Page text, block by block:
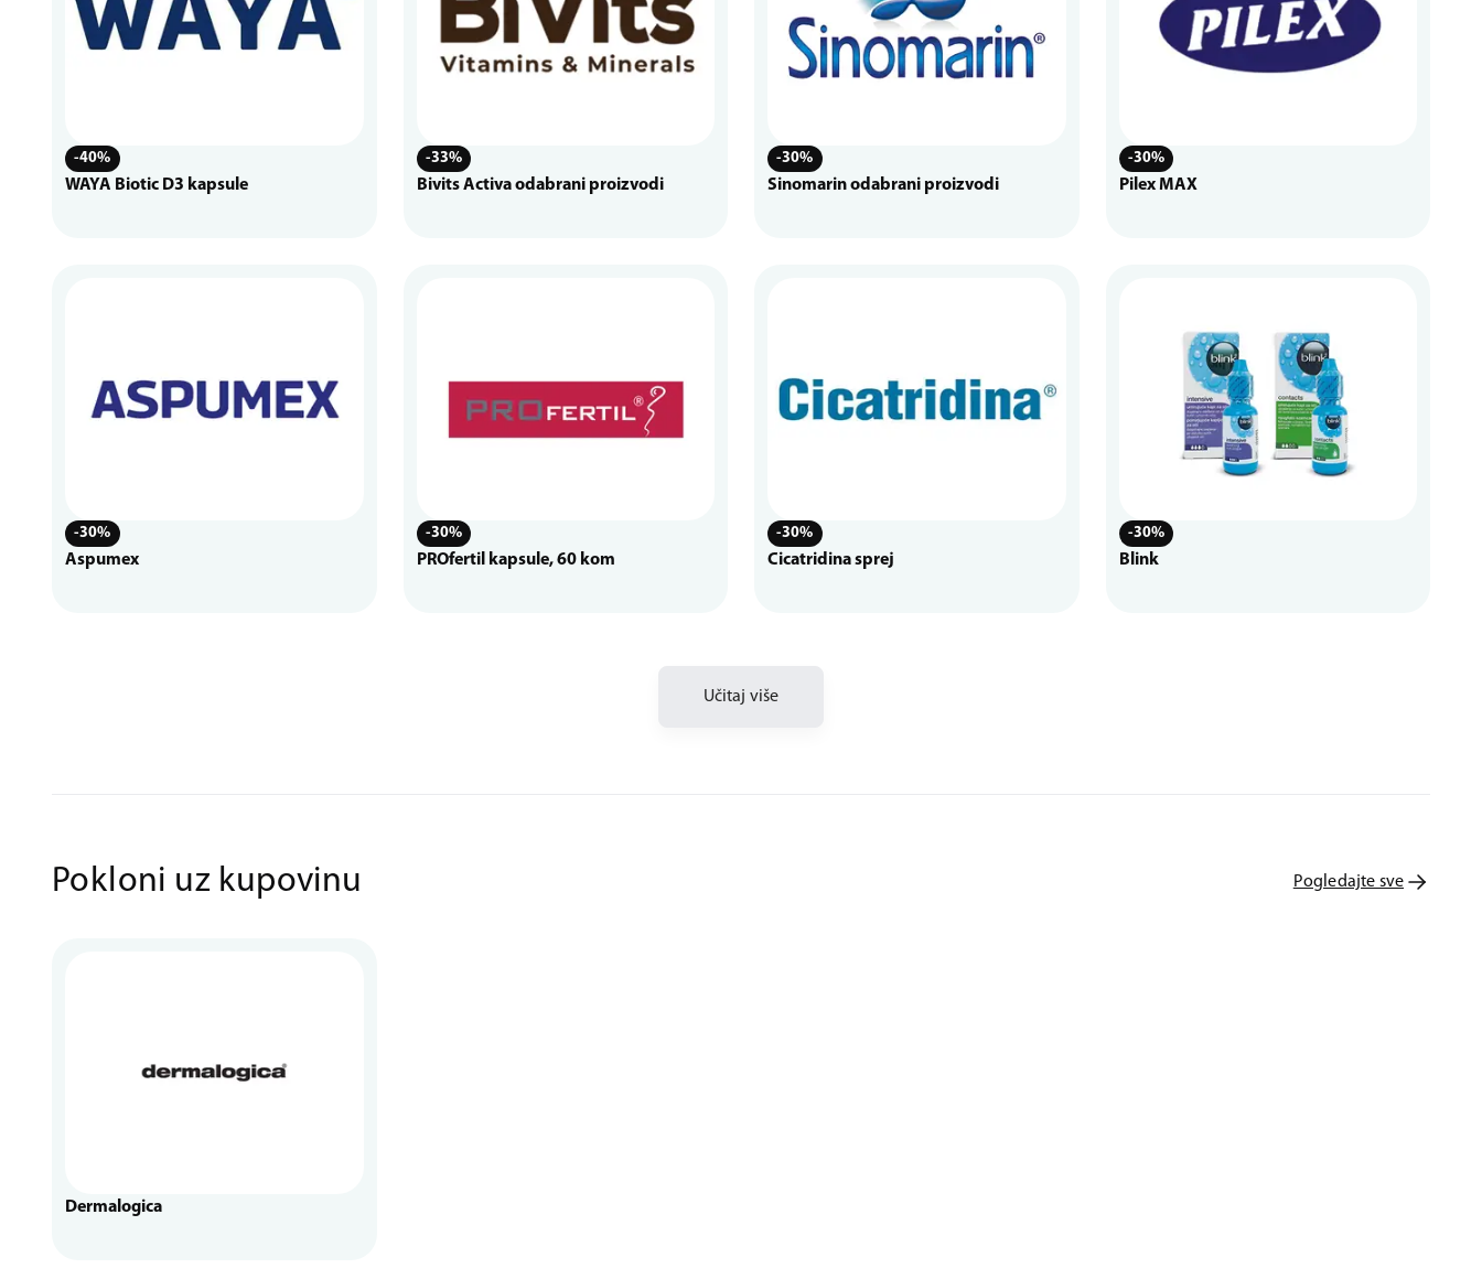
-40%
WAYA Biotic D3 kapsule
-33%
Bivits Activa odabrani proizvodi
-30%
Sinomarin odabrani proizvodi
-30%
Pilex MAX
-30%
Aspumex
-30%
PROfertil kapsule, 60 kom
-30%
Cicatridina sprej
-30%
Blink
Učitaj više
Pokloni uz kupovinu Pogledajte sve
Dermalogica